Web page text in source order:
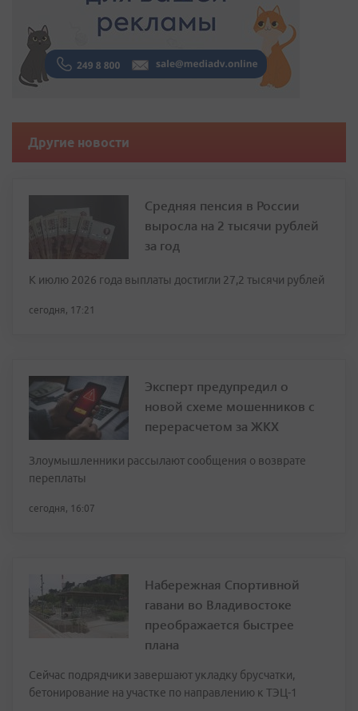
Другие новости
Средняя пенсия в России
выросла на 2 тысячи рублей
за год
К июлю 2026 года выплаты достигли 27,2 тысячи рублей
сегодня, 17:21
Эксперт предупредил о
новой схеме мошенников с
перерасчетом за ЖКХ
Злоумышленники рассылают сообщения о возврате
переплаты
сегодня, 16:07
Набережная Спортивной
гавани во Владивостоке
преображается быстрее
плана
Сейчас подрядчики завершают укладку брусчатки,
бетонирование на участке по направлению к ТЭЦ-1